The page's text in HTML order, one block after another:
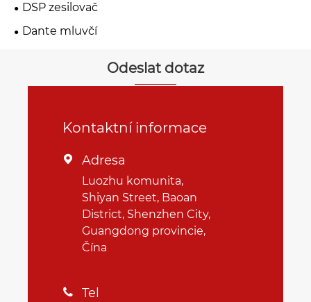
DSP zesilovač
Dante mluvčí
Odeslat dotaz
Kontaktní informace
 Adresa
Luozhu komunita,
Shiyan Street, Baoan
District, Shenzhen City,
Guangdong provincie,
Čína
 Tel